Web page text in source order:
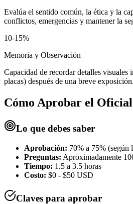
Evalúa el sentido común, la ética y la
conflictos, emergencias y mantener la
10-15%
Memoria y Observación
Capacidad de recordar detalles visuales
placas) después de una breve exposición.
Cómo Aprobar el
Lo que debes saber
Aprobación: 70% a 75% (según
Preguntas: Aproximadamente
Tiempo: 1.5 a 3.5 horas
Costo: $0 - $50 USD
Claves para aprobar